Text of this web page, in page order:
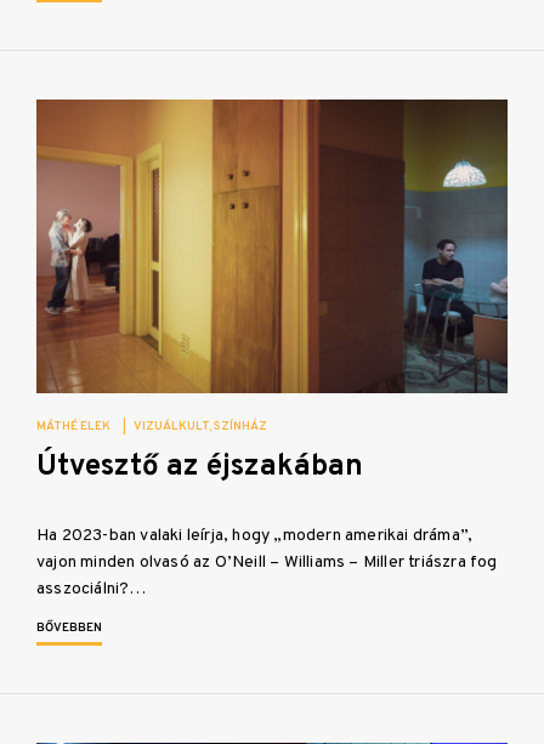
MÁTHÉ ELEK VIZUÁLKULT SZÍNHÁZ
Útvesztő az éjszakában
Ha 2023-ban valaki leírja, hogy „modern amerikai dráma”,
vajon minden olvasó az O’Neill – Williams – Miller triászra fog
asszociálni?…
BŐVEBBEN